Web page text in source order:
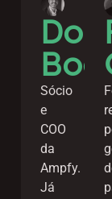
Sócio
e
COO
da
Ampfy.
Já